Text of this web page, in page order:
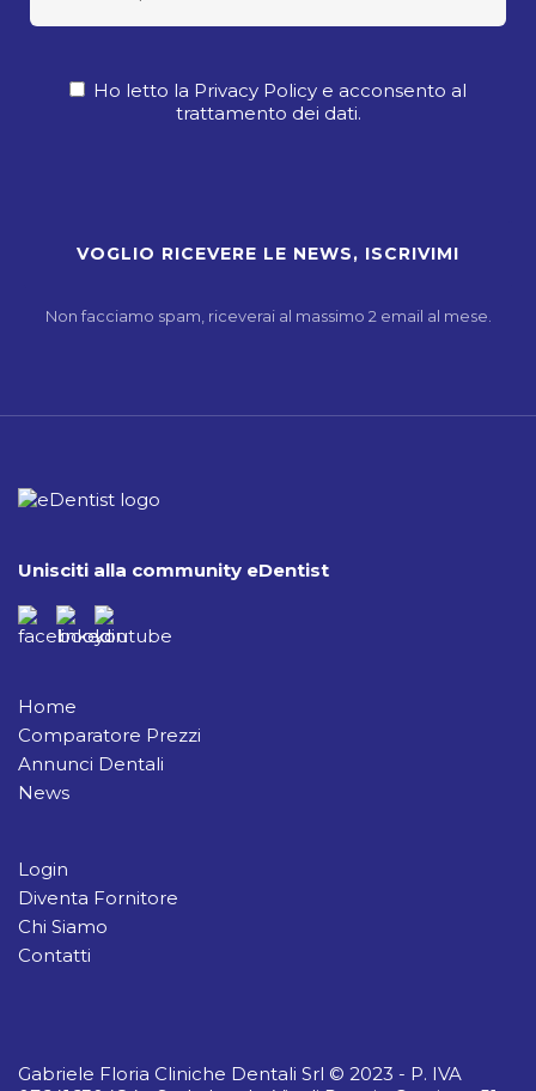
Ho letto la Privacy Policy e acconsento al
trattamento dei dati.
Non facciamo spam, riceverai al massimo 2 email al mese.
Unisciti alla community eDentist
Home
Comparatore Prezzi
Annunci Dentali
News
Login
Diventa Fornitore
Chi Siamo
Contatti
Gabriele Floria Cliniche Dentali Srl © 2023 - P. IVA